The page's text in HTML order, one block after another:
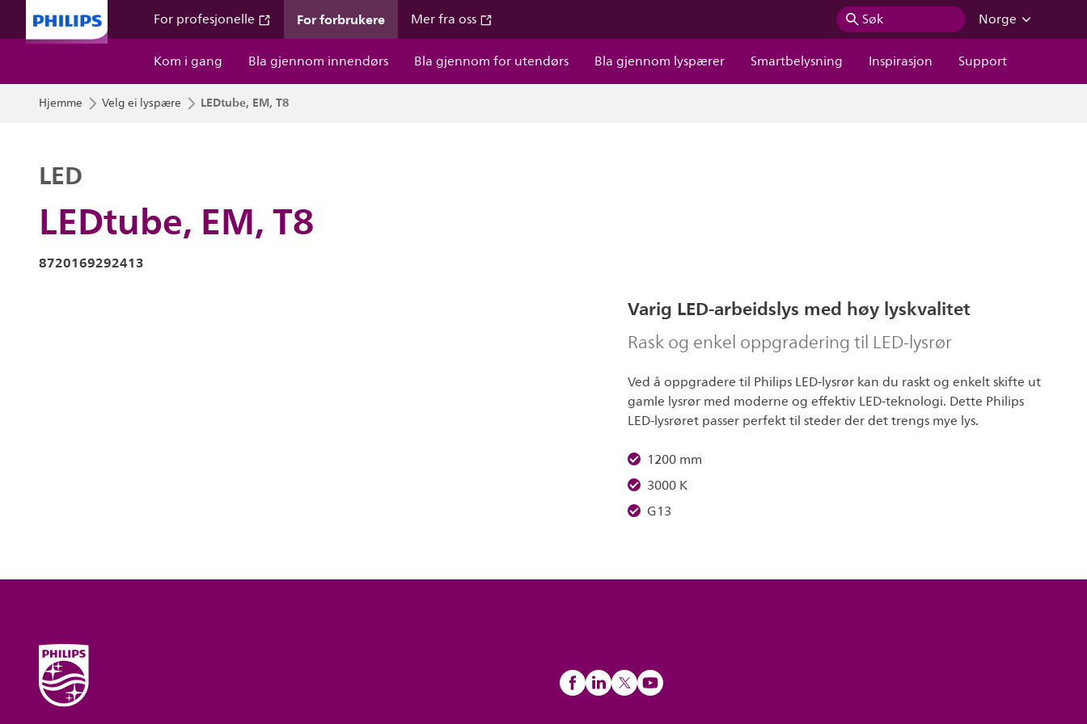
For profesjonelle For forbrukere Mer fra oss Søk
Norge
Kom i gang
Bla gjennom innendørs Bla gjennom for utendørs Bla gjennom lyspærer Smartbelysning Inspirasjon Support
Hjemme Velg ei lyspære LEDtube, EM, T8
LEDtube, EM, T8
LED
8720169292413
Varig LED-arbeidslys med høy lyskvalitet
Rask og enkel oppgradering til LED-lysrør
Ved å oppgradere til Philips LED-lysrør kan du raskt og enkelt skifte ut
gamle lysrør med moderne og effektiv LED-teknologi. Dette Philips
LED-lysrøret passer perfekt til steder der det trengs mye lys.
1200 mm
3000 K
G13